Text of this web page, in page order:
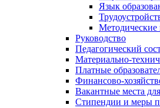
Язык
Руководство
Педагогический
Материально-
Платные
Финансово-
Вакантные места
Стипендии и меры